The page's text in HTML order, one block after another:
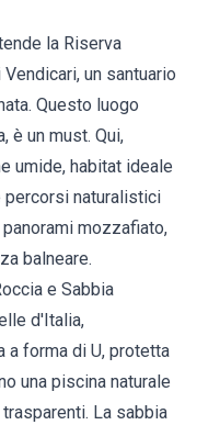
la Riserva
un santuario
Questo luogo
è un must. Qui,
umide, habitat ideale
naturalistici
mozzafiato,
balneare.
e Sabbia
d'Italia,
a forma di U, protetta
una piscina naturale
La sabbia